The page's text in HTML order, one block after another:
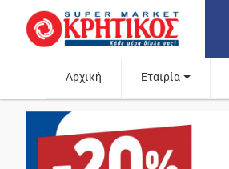
Αρχική Εταιρία